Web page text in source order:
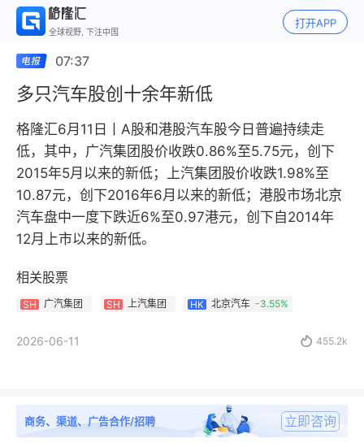
全球视野, 下注中国
打开APP
07:37
多只汽车股创十余年新低
格隆汇6月11日丨A股和港股汽车股今日普遍持续走
低，其中，广汽集团股价收跌0.86%至5.75元，创下
2015年5月以来的新低；上汽集团股价收跌1.98%至
10.87元，创下2016年6月以来的新低；港股市场北京
汽车盘中一度下跌近6%至0.97港元，创下自2014年
12月上市以来的新低。
相关股票
SH 广汽集团 SH 上汽集团 HK 北京汽车 -3.55%
2026-06-11  455.2k
商务、渠道、广告合作/招聘 立即咨询